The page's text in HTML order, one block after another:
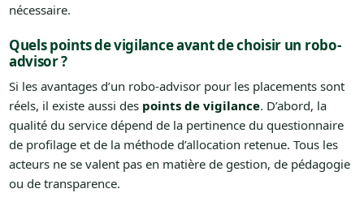
nécessaire.
Quels points de vigilance avant de choisir un robo-
advisor ?
Si les avantages d’un robo-advisor pour les placements sont
réels, il existe aussi des points de vigilance. D’abord, la
qualité du service dépend de la pertinence du questionnaire
de profilage et de la méthode d’allocation retenue. Tous les
acteurs ne se valent pas en matière de gestion, de pédagogie
ou de transparence.